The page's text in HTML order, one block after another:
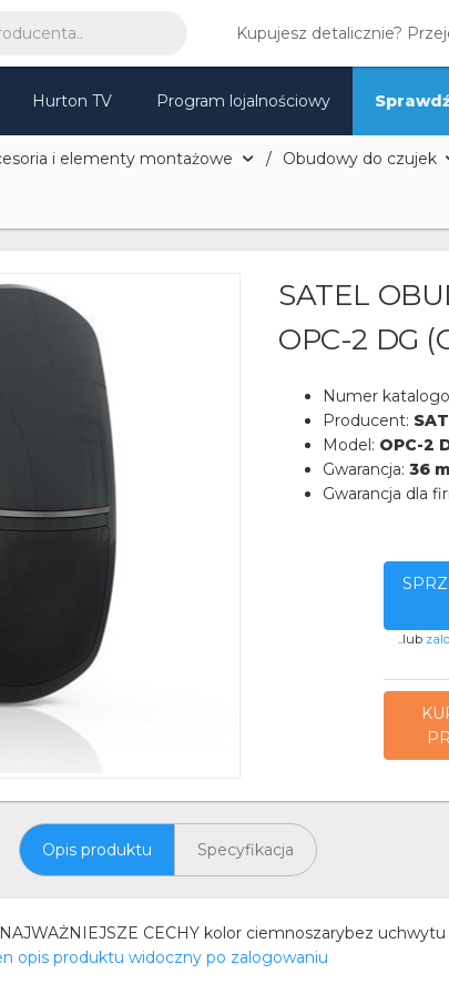
Kupujesz detalicznie?
Hurton TV Program lojalnościowy
i elementy montażowe Obudowy do czujek
SATEL
OPC-2 DG
Numer
Producent:
Model: OPC-2
Gwarancja: 36
Gwarancja dla
..lub
Opis produktu Specyfikacja
CECHY kolor ciemnoszarybez
opis produktu widoczny po zalogowaniu